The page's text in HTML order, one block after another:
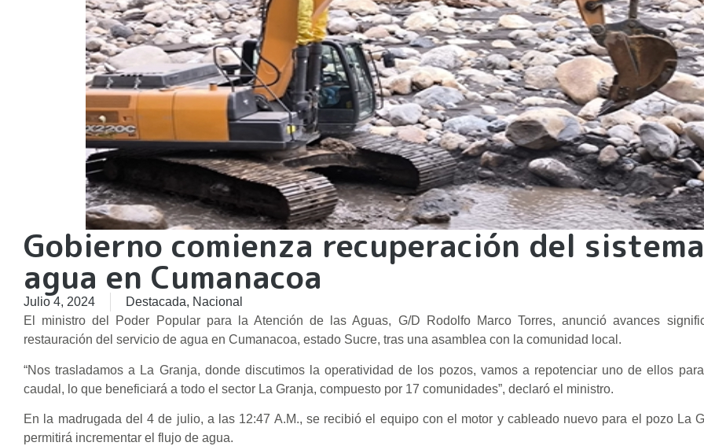
Gobierno comienza recuperación del
agua en Cumanacoa
Julio 4, 2024 Destacada, Nacional
El ministro del Poder Popular para la Atención de las Aguas, G/D Rodolfo Marco Torres, anunció avances
restauración del servicio de agua en Cumanacoa, estado Sucre, tras una asamblea con la comunidad local.
“Nos trasladamos a La Granja, donde discutimos la operatividad de los pozos, vamos a repotenciar uno de ellos
caudal, lo que beneficiará a todo el sector La Granja, compuesto por 17 comunidades”, declaró el ministro.
En la madrugada del 4 de julio, a las 12:47 A.M., se recibió el equipo con el motor y cableado nuevo para el pozo La
permitirá incrementar el flujo de agua.